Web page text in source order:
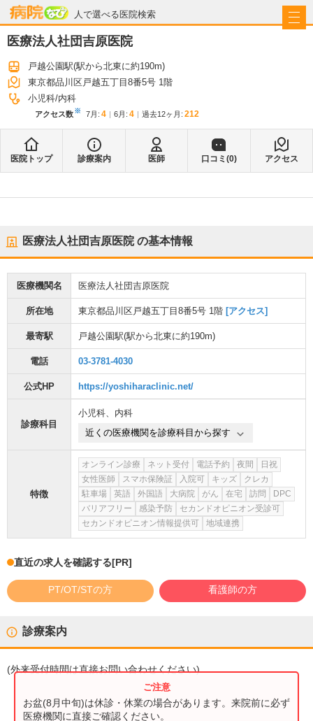
人で選べる医院検索
病院なび
医療法人社団吉原医院
戸越公園駅(駅から北東に約190m)
東京都品川区戸越五丁目8番5号 1階
小児科 内科
アクセス数※ 7月 : 4 6月 : 4 過去12ヶ月: 212
医院トップ 診療案内 医師 口コミ(0) アクセス
医療法人社団吉原医院の基本情報
医療機関名 医療法人社団吉原医院
所在地 東京都品川区戸越五丁目8番5号 1階 [アクセス]
最寄駅 戸越公園駅(駅から北東に約190m)
電話 03-3781-4030
公式HP https://yoshiharaclinic.net/
診療科目
小児科、 内科
近くの医療機関を診療科目から探す
特徴
オンライン診療 ネット受付 電話予約 夜間
日祝
女性医師
スマホ保険証 入院可 キッズ
クレカ
駐車場
英語 外国語 大病院 がん 在宅 訪問
DPC
バリアフリー
感染予防
セカンドオピニオン受診可
セカンドオピニオン情報提供可
地域連携
直近の求人を確認する[PR]
PT/OT/STの方 看護師の方
診療案内
(外来受付時間は直接お問い合わせください)
お盆(8月中旬)は休診・休業の場合があります。来院前に必ず
医療機関に直接ご確認ください。